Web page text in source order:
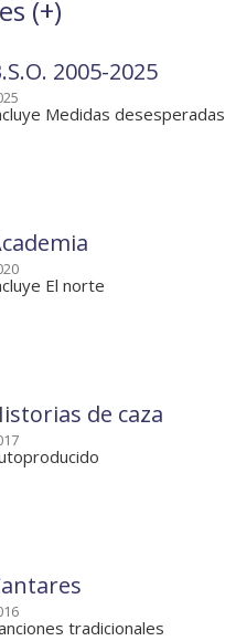
(+)
2005-2025
Medidas desesperadas
El norte
de caza
tradicionales